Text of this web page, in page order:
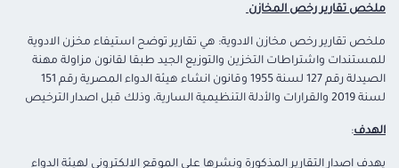
ملخص تقارير رخص المخازن
ملخص تقارير رخص مخازن الادوية: هي تقارير توضح استيفاء مخزن الادوية
للمستندات واشتراطات التخزين والتوزيع الجيد طبقا لقانون مزاولة مهنة
الصيدلة رقم 127 لسنة 1955 وقانون انشاء هيئة الدواء المصرية رقم 151
لسنة 2019 والقرارات والأدلة التنظيمية السارية، وذلك قبل اصدار الترخيص
الهدف:
يهدف اصدار التقارير المذكورة ونشرها على الموقع الالكتروني لهيئة الدواء